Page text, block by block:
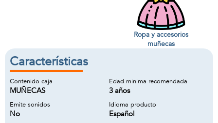
Ropa y accesorios
muñecas
Características
Contenido caja
MUÑECAS
Edad minima recomendada
3 años
Emite sonidos
No
Idioma producto
Español